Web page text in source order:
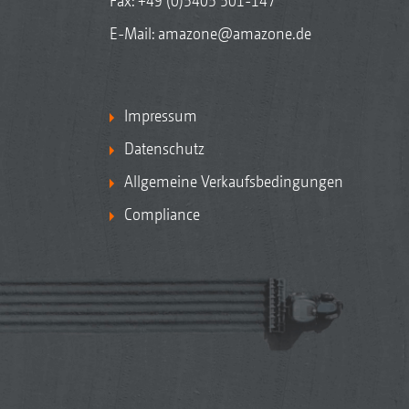
E-Mail: amazone@amazone.de
Impressum
Datenschutz
Allgemeine Verkaufsbedingungen
Compliance